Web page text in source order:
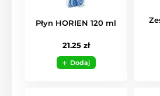
Płyn HORIEN 120 ml
21.25 zł
Dodaj